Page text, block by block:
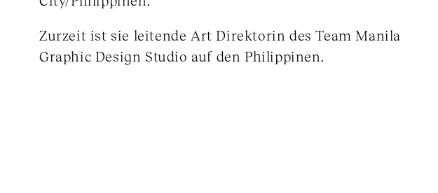
Zurzeit ist sie leitende Art Direktorin des Team Manila
Graphic Design Studio auf den Philippinen.